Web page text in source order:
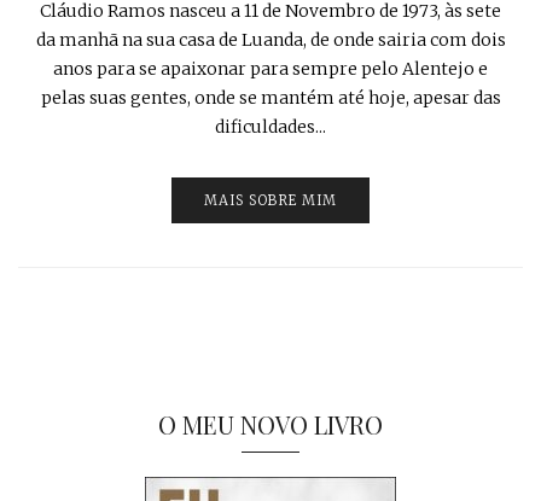
Cláudio Ramos nasceu a 11 de Novembro de 1973, às sete
da manhã na sua casa de Luanda, de onde sairia com dois
anos para se apaixonar para sempre pelo Alentejo e
pelas suas gentes, onde se mantém até hoje, apesar das
dificuldades...
MAIS SOBRE MIM
O MEU NOVO LIVRO